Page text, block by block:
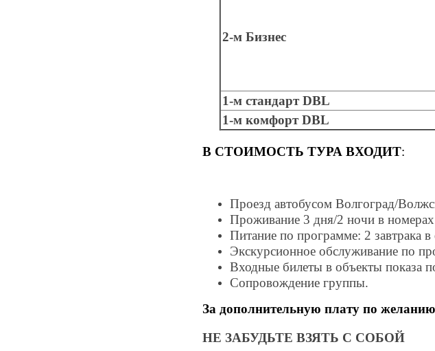
2-м Бизнес
1-м стандарт DBL
1-м комфорт DBL
В СТОИМОСТЬ ТУРА ВХОДИТ:
Проезд автобусом Волгоград/
Проживание 3 дня/2 ночи в
Питание по программе: 2 завтрака в
Экскурсионное обслуживание по
Входные билеты в объекты показа
Сопровождение группы.
За дополнительную плату по
НЕ ЗАБУДЬТЕ ВЗЯТЬ С СОБОЙ